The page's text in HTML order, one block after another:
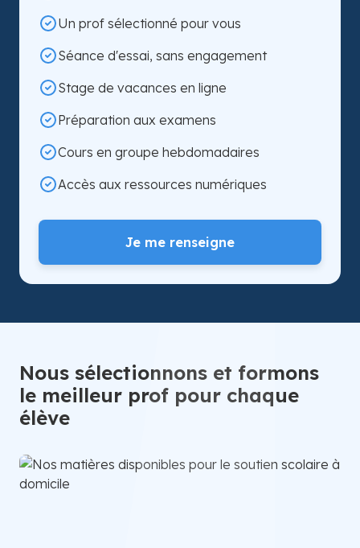
Un prof sélectionné pour vous
Séance d'essai, sans engagement
Stage de vacances en ligne
Préparation aux examens
Cours en groupe hebdomadaires
Accès aux ressources numériques
Je me renseigne
Nous sélectionnons et formons
le meilleur prof pour chaque
élève